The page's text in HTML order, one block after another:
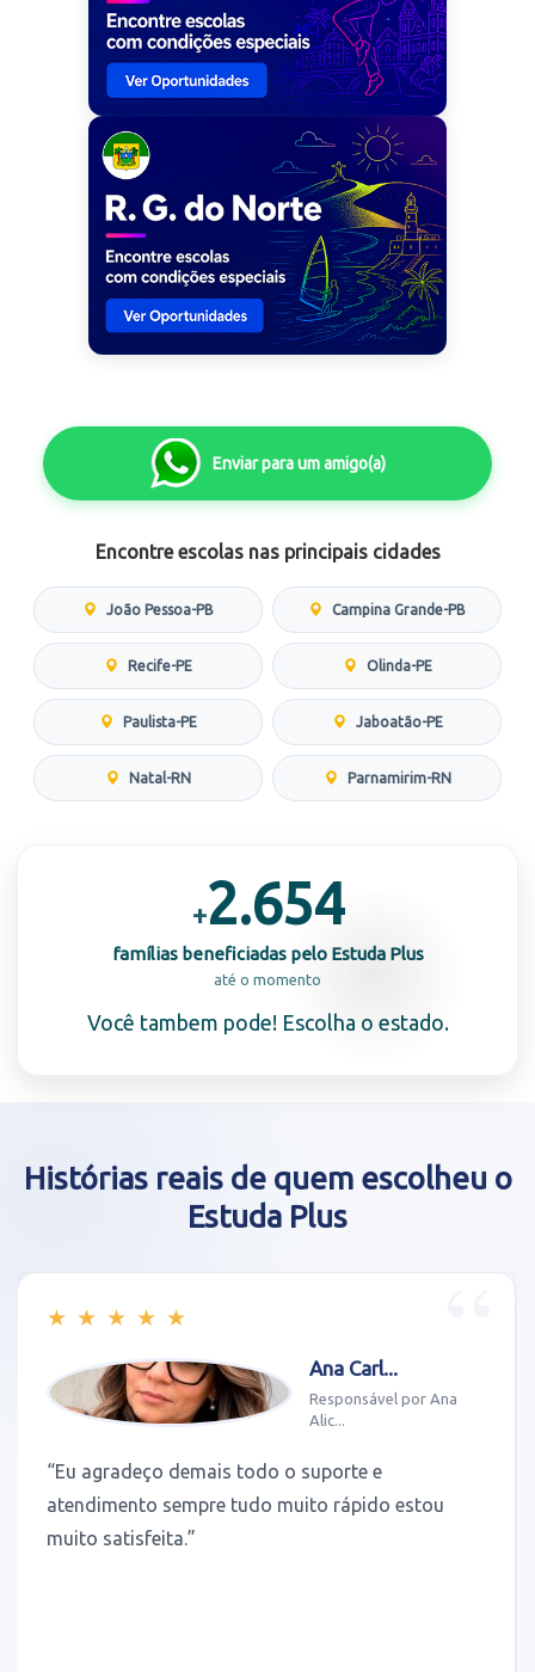
Enviar para um amigo(a)
Encontre escolas nas principais cidades
João Pessoa-PB Campina Grande-PB
Recife-PE Olinda-PE
Paulista-PE Jaboatão-PE
Natal-RN Parnamirim-RN
+2.654
famílias beneficiadas pelo Estuda Plus
até o momento
Você tambem pode! Escolha o estado.
Histórias reais de quem escolheu o
Estuda Plus
★ ★ ★ ★ ★
Ana Carl...
Responsável por Ana
Alic...
“Eu agradeço demais todo o suporte e
atendimento sempre tudo muito rápido estou
muito satisfeita.”